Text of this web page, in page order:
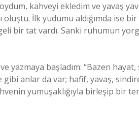
kahveyi ekledim ve yavaş
İlk yudumu aldığımda ise
bir tat vardı. Sanki ruhumun
yazmaya başladım: “Bazen
anlar da var; hafif, yavaş,
yumuşaklığıyla birleşip bir